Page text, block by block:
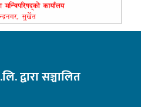
द्वारा सञ्चालित